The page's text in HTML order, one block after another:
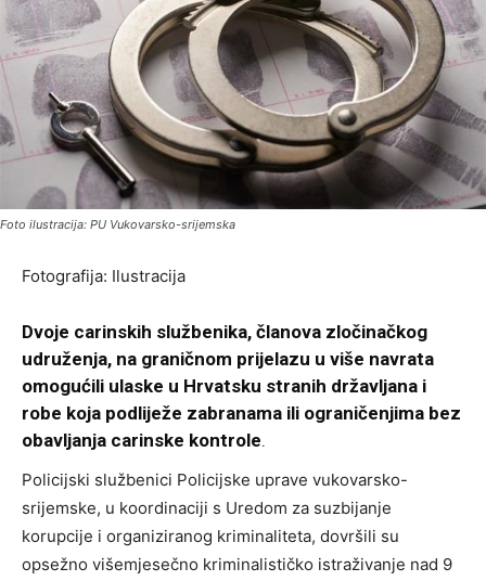
Foto ilustracija: PU Vukovarsko-srijemska
Fotografija: Ilustracija
Dvoje carinskih službenika, članova zločinačkog
udruženja, na graničnom prijelazu u više navrata
omogućili ulaske u Hrvatsku stranih državljana i
robe koja podliježe zabranama ili ograničenjima bez
obavljanja carinske kontrole.
Policijski službenici Policijske uprave vukovarsko-
srijemske, u koordinaciji s Uredom za suzbijanje
korupcije i organiziranog kriminaliteta, dovršili su
opsežno višemjesečno kriminalističko istraživanje nad 9